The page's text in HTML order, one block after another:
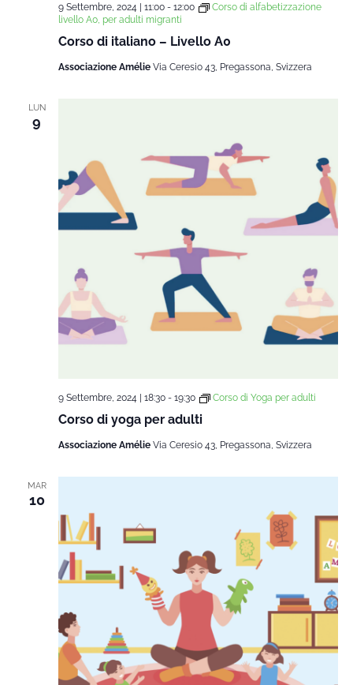
Corso di italiano – Livello A0
9 Settembre, 2024 | 11:00- 12:00
Corso di alfabetizzazione
livello A0, per adulti migranti
Associazione Amélie Via Ceresio 43, Pregassona, Svizzera
LUN
9
Corso di yoga per adulti
9 Settembre, 2024 | 18:30- 19:30 Corso di Yoga per adulti
Associazione Amélie Via Ceresio 43, Pregassona, Svizzera
MAR
10